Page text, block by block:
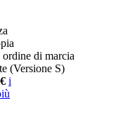
ordine di marcia
(Versione S)
i